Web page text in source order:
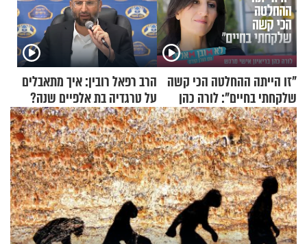
"זו הייתה ההחלטה הכי קשה
שלקחתי בחיים": לורה כהן
בריאיון אישי מרגש
הרב רפאל רובין: איך מתאבלים
על טרגדיה בת אלפיים שנה?